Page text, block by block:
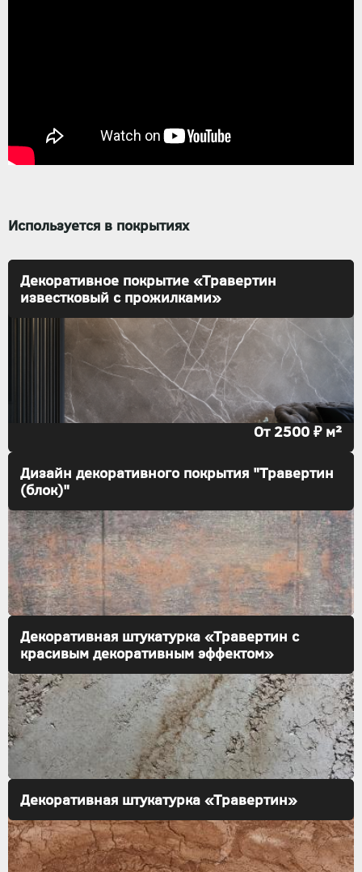
Используется в покрытиях
Декоративное покрытие «Травертин
известковый с прожилками»
От 2500 ₽ м²
Дизайн декоративного покрытия "Травертин
(блок)"
Декоративная штукатурка «Травертин с
красивым декоративным эффектом»
Декоративная штукатурка «Травертин»